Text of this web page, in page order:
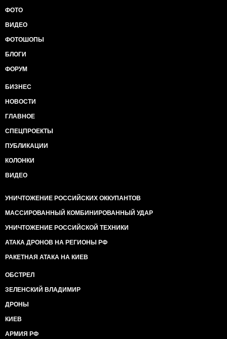
ФОТО
ВИДЕО
ФОТОШОПЫ
БЛОГИ
ФОРУМ
БИЗНЕС
НОВОСТИ
ГЛАВНОЕ
СПЕЦПРОЕКТЫ
ПУБЛИКАЦИИ
КОЛОНКИ
ВИДЕО
УНИЧТОЖЕНИЕ РОССИЙСКИХ ОККУПАНТОВ
МАССИРОВАННЫЙ КОМБИНИРОВАННЫЙ УДАР
УНИЧТОЖЕНИЕ РОССИЙСКОЙ ТЕХНИКИ
АТАКА ДРОНОВ НА РЕГИОНЫ РФ
РАКЕТНАЯ АТАКА НА КИЕВ
ОБСТРЕЛ
ЗЕЛЕНСКИЙ ВЛАДИМИР
ДРОНЫ
КИЕВ
АРМИЯ РФ